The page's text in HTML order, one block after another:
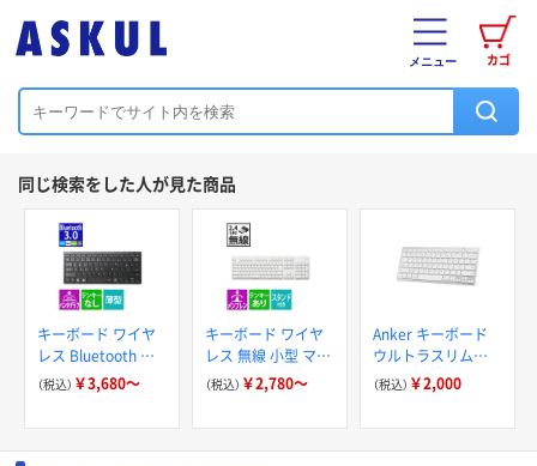
カゴ
メニュー
同じ検索をした人が見た商品
キーボード ワイヤ
レス Bluetooth ミ
ニキーボード タブ
レット マルチOS
（税込） ￥3,680～
キーボード ワイヤ
レス 無線 小型 マウ
ス(有/無) メンブレ
ン TK-FDM105シリ
（税込） ￥2,780～
Anker キーボード
ウルトラスリム
Keyboard
A7726121
（税込） ￥2,000